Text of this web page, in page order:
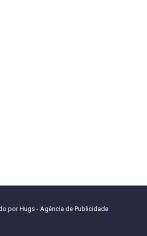
por Hugs - Agência de Publicidade